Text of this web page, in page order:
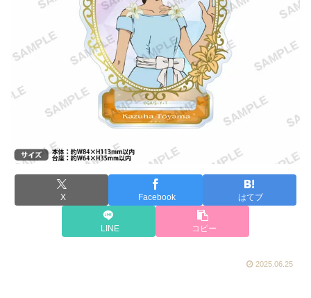
X Facebook はてブ
LINE コピー
2025.06.25